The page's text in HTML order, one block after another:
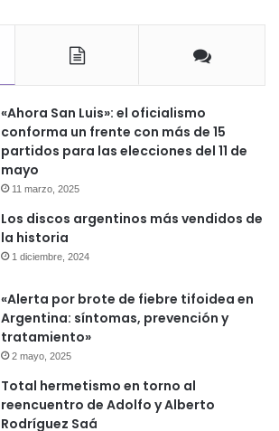
«Ahora San Luis»: el oficialismo
conforma un frente con más de 15
partidos para las elecciones del 11 de
mayo
11 marzo, 2025
Los discos argentinos más vendidos de
la historia
1 diciembre, 2024
«Alerta por brote de fiebre tifoidea en
Argentina: síntomas, prevención y
tratamiento»
2 mayo, 2025
Total hermetismo en torno al
reencuentro de Adolfo y Alberto
Rodríguez Saá